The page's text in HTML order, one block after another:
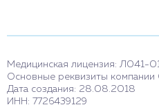
Медицинская лицензия: Л041-
Основные реквизиты
Дата создания: 28.08.2018
ИНН: 7726439129